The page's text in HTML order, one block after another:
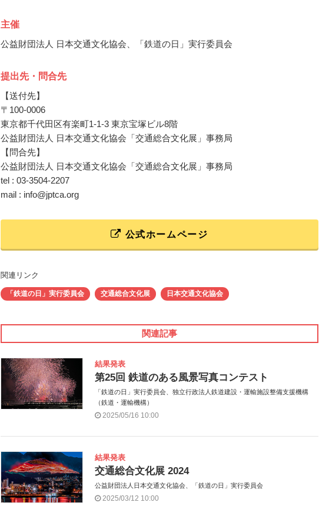
主催
公益財団法人 日本交通文化協会、「鉄道の日」実行委員会
提出先・問合先
【送付先】
〒100-0006
東京都千代田区有楽町1-1-3 東京宝塚ビル8階
公益財団法人 日本交通文化協会「交通総合文化展」事務局
【問合先】
公益財団法人 日本交通文化協会「交通総合文化展」事務局
tel : 03-3504-2207
mail : info@jptca.org
公式ホームページ
関連リンク
「鉄道の日」実行委員会 交通総合文化展 日本交通文化協会
関連記事
結果発表
第25回 鉄道のある風景写真コンテスト
「鉄道の日」実行委員会、独立行政法人鉄道建設・運輸施設整備支援機構
（鉄道・運輸機構）
2025/05/16 10:00
結果発表
交通総合文化展 2024
公益財団法人日本交通文化協会、「鉄道の日」実行委員会
2025/03/12 10:00